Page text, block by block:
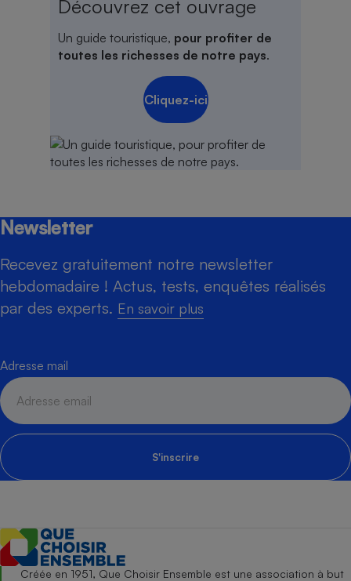
Découvrez cet ouvrage
Un guide touristique, pour profiter de
toutes les richesses de notre pays.
Cliquez-ici
Newsletter
Recevez gratuitement notre newsletter
hebdomadaire ! Actus, tests, enquêtes réalisés
par des experts. En savoir plus
Adresse mail
S'inscrire
Créée en 1951, Que Choisir Ensemble est une association à but